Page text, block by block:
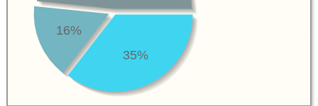
35%
16%